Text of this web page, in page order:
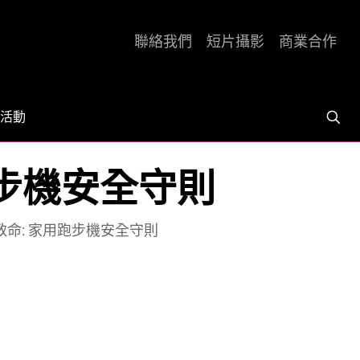
活動
聯絡我們 短片攝影 商業合作
機安全守則
: 家用跑步機安全守則